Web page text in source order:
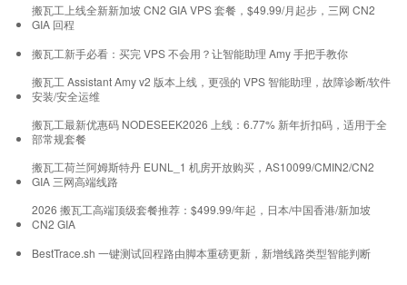
搬瓦工上线全新新加坡 CN2 GIA VPS 套餐，$49.99/月起步，三网 CN2
GIA 回程
搬瓦工新手必看：买完 VPS 不会用？让智能助理 Amy 手把手教你
搬瓦工 Assistant Amy v2 版本上线，更强的 VPS 智能助理，故障诊断/软件
安装/安全运维
搬瓦工最新优惠码 NODESEEK2026 上线：6.77% 新年折扣码，适用于全
部常规套餐
搬瓦工荷兰阿姆斯特丹 EUNL_1 机房开放购买，AS10099/CMIN2/CN2
GIA 三网高端线路
2026 搬瓦工高端顶级套餐推荐：$499.99/年起，日本/中国香港/新加坡
CN2 GIA
BestTrace.sh 一键测试回程路由脚本重磅更新，新增线路类型智能判断